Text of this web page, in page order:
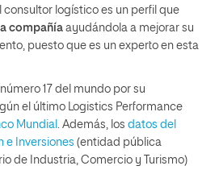
consultor logístico es un perfil que
compañía ayudándola a mejorar su
puesto que es un experto en esta
17 del mundo por su
el último Logistics Performance
Mundial . Además, los datos del
e Inversiones (entidad pública
de Industria, Comercio y Turismo)